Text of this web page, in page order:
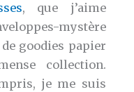
, que j’aime
mystère
goodies papier
collection.
je me suis